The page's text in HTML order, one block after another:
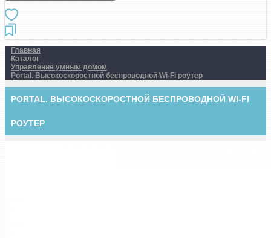
Главная
Каталог
Управление умным домом
Portal. Высокоскоростной беспроводной Wi-Fi роутер
PORTAL. ВЫСОКОСКОРОСТНОЙ БЕСПРОВОДНОЙ WI-FI
РОУТЕР